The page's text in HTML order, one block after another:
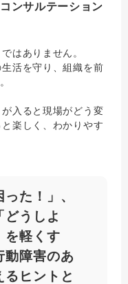
ンサルテーション
はありません。
活を守り、組織を前
入ると現場がどう変
楽しく、わかりやす
た！」、
どうしよ
を軽くす
障害のあ
るヒントと